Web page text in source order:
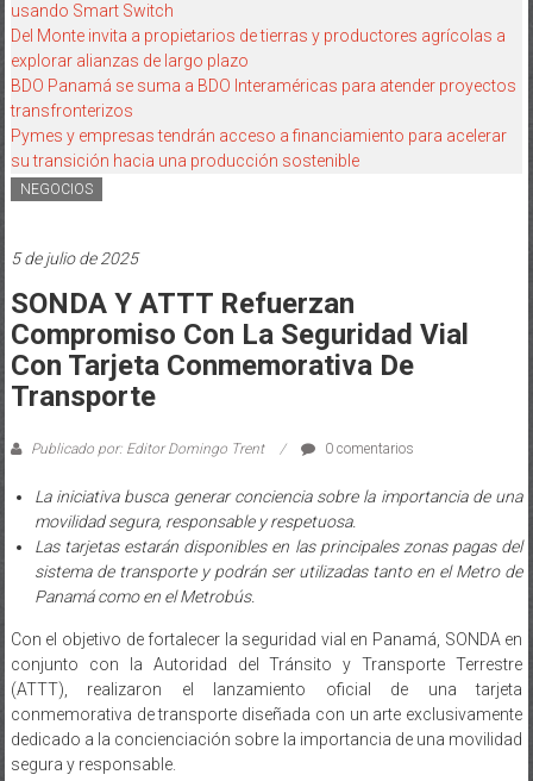
usando Smart Switch
Del Monte invita a propietarios de tierras y productores agrícolas a
explorar alianzas de largo plazo
BDO Panamá se suma a BDO Interaméricas para atender proyectos
transfronterizos
Pymes y empresas tendrán acceso a financiamiento para acelerar
su transición hacia una producción sostenible
NEGOCIOS
5 de julio de 2025
SONDA Y ATTT Refuerzan
Compromiso Con La Seguridad Vial
Con Tarjeta Conmemorativa De
Transporte
Publicado por: Editor Domingo Trent 0 comentarios
La iniciativa busca generar conciencia sobre la importancia de una
movilidad segura, responsable y respetuosa.
Las tarjetas estarán disponibles en las principales zonas pagas del
sistema de transporte y podrán ser utilizadas tanto en el Metro de
Panamá como en el Metrobús.
Con el objetivo de fortalecer la seguridad vial en Panamá, SONDA en
conjunto con la Autoridad del Tránsito y Transporte Terrestre
(ATTT), realizaron el lanzamiento oficial de una tarjeta
conmemorativa de transporte diseñada con un arte exclusivamente
dedicado a la concienciación sobre la importancia de una movilidad
segura y responsable.